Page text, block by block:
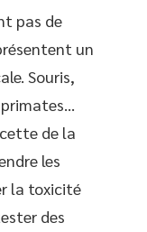
pas de
un
Souris,
de la
les
la toxicité
des